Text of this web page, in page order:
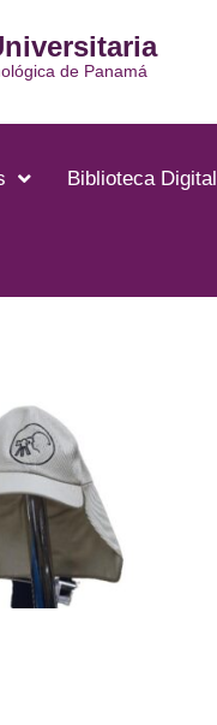
de Panamá
Biblioteca Digital